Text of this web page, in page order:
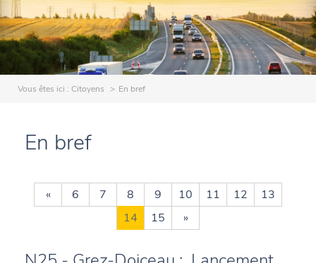
Vous êtes ici : Citoyens En bref
En bref
« 6 7 8 9 10 11 12
13
14
15 »